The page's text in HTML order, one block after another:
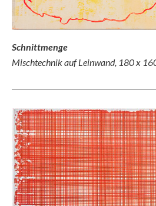
Schnittmenge
Mischtechnik auf Leinwand, 180 x